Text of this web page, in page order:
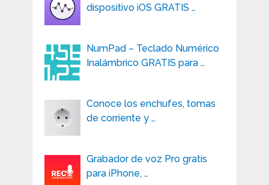
dispositivo iOS GRATIS …
NumPad – Teclado Numérico
Inalámbrico GRATIS para …
Conoce los enchufes, tomas
de corriente y …
Grabador de voz Pro gratis
para iPhone, …